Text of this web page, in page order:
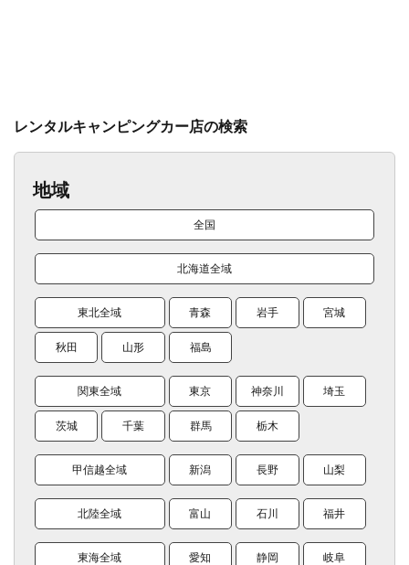
レンタルキャンピングカー店の検索
地域
全国
北海道全域
東北全域 青森 岩手 宮城
秋田 山形 福島
関東全域 東京 神奈川 埼玉
茨城 千葉 群馬 栃木
甲信越全域 新潟 長野 山梨
北陸全域 富山 石川 福井
東海全域 愛知 静岡 岐阜